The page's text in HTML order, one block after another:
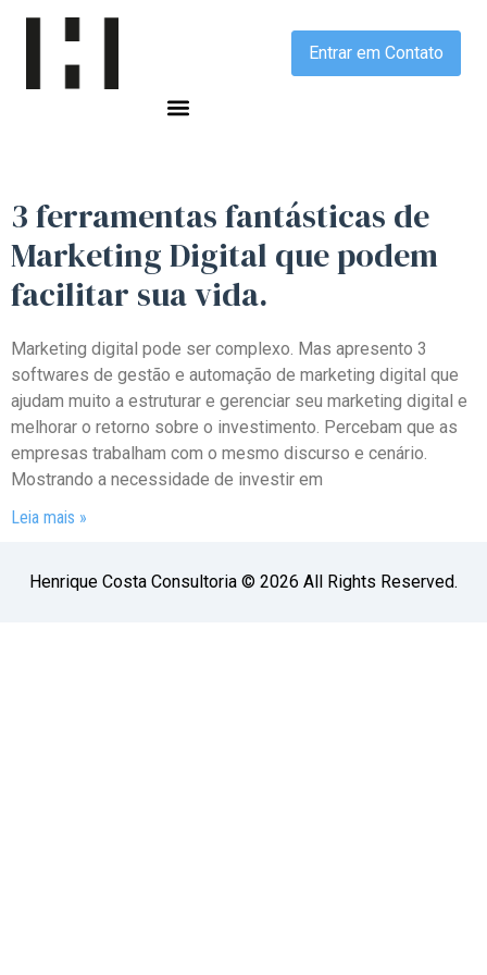
Entrar em Contato
3 ferramentasfantásticas de
Marketing Digital que podem
facilitar sua vida.
Marketing digital pode ser complexo. Mas apresento 3
softwares de gestão e automação de marketing digital que
ajudam muito a estruturar e gerenciar seu marketing digital e
melhorar o retorno sobre o investimento. Percebam que as
empresas trabalham com o mesmo discurso e cenário.
Mostrando a necessidade de investir em
Leia mais »
Henrique Costa Consultoria © 2026 All Rights Reserved.